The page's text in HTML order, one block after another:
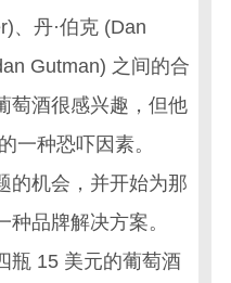
、丹·伯克 (Dan
Gutman) 之间的合
萄酒很感兴趣，但他
一种恐吓因素。
的机会，并开始为那
种品牌解决方案。
瓶 15 美元的葡萄酒